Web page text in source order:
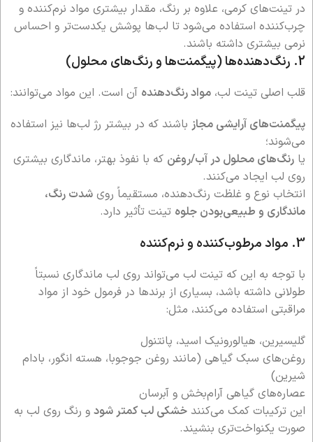
در تینت‌های کرمی، علاوه بر رنگ، مقدار بیشتری مواد نرم‌کننده و
چرب‌کننده استفاده می‌شود تا لب‌ها پوشش یکدست‌تر و احساس
نرمی بیشتری داشته باشند.
2. رنگ‌دهنده‌ها (پیگمنت‌ها و رنگ‌های محلول)
قلب اصلی تینت لب، مواد رنگ‌دهنده آن است. این مواد می‌توانند:
پیگمنت‌های آرایشی مجاز باشند که در بیشتر رژ لب‌ها نیز استفاده
می‌شوند؛
یا رنگ‌های محلول در آب/روغن که با نفوذ بهتر، ماندگاری بیشتری
روی لب ایجاد می‌کنند.
انتخاب نوع و غلظت رنگ‌دهنده، مستقیماً روی شدت رنگ،
ماندگاری و طبیعی‌بودن جلوه تینت تأثیر دارد.
3. مواد مرطوب‌کننده و نرم‌کننده
با توجه به این که تینت لب می‌تواند روی لب ماندگاری نسبتاً
طولانی داشته باشد، بسیاری از برندها در فرمول خود از مواد
مراقبتی استفاده می‌کنند، مثل:
گلیسیرین، هیالورونیک اسید، پانتنول
روغن‌های سبک گیاهی (مانند روغن جوجوبا، هسته انگور، بادام
شیرین)
عصاره‌های گیاهی آرام‌بخش و آبرسان
این ترکیبات کمک می‌کنند خشکی لب کمتر شود و رنگ روی لب به
صورت یکنواخت‌تری بنشیند.